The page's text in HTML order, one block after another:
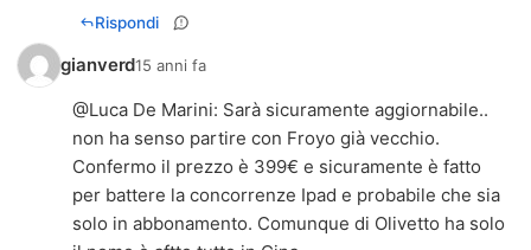
Rispondi
gianverd15 anni fa
@Luca De Marini: Sarà sicuramente aggiornabile..
non ha senso partire con Froyo già vecchio.
Confermo il prezzo è 399€ e sicuramente è fatto
per battere la concorrenze Ipad e probabile che sia
solo in abbonamento. Comunque di Olivetto ha solo